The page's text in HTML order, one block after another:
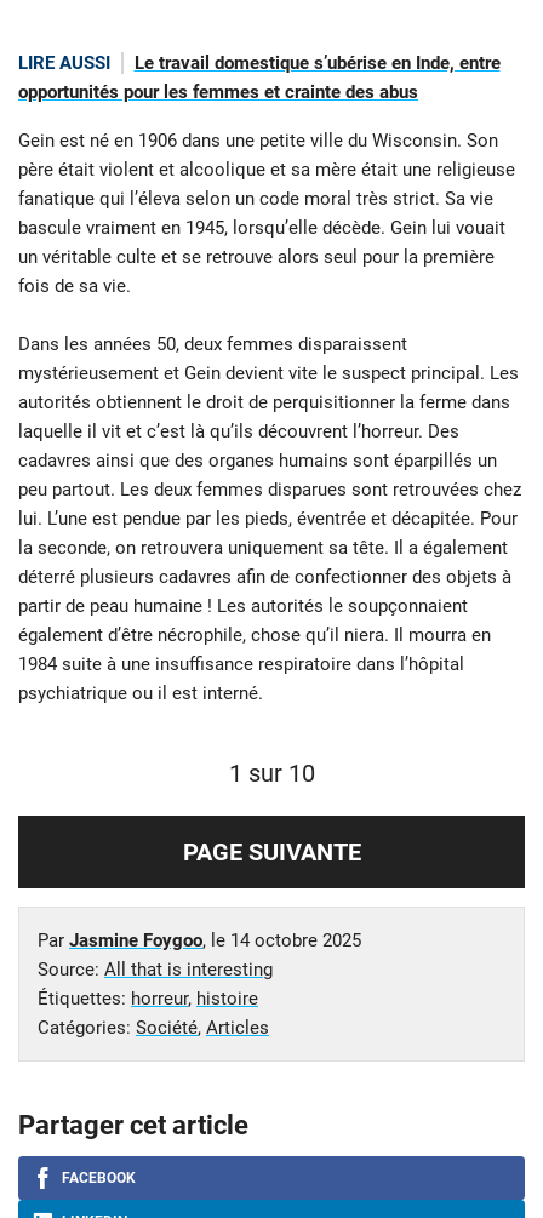
LIRE AUSSI
Le travail domestique s’ubérise en Inde, entre
opportunités pour les femmes et crainte des abus
Gein est né en 1906 dans une petite ville du Wisconsin. Son
père était violent et alcoolique et sa mère était une religieuse
fanatique qui l’éleva selon un code moral très strict. Sa vie
bascule vraiment en 1945, lorsqu’elle décède. Gein lui vouait
un véritable culte et se retrouve alors seul pour la première
fois de sa vie.
Dans les années 50, deux femmes disparaissent
mystérieusement et Gein devient vite le suspect principal. Les
autorités obtiennent le droit de perquisitionner la ferme dans
laquelle il vit et c’est là qu’ils découvrent l’horreur. Des
cadavres ainsi que des organes humains sont éparpillés un
peu partout. Les deux femmes disparues sont retrouvées chez
lui. L’une est pendue par les pieds, éventrée et décapitée. Pour
la seconde, on retrouvera uniquement sa tête. Il a également
déterré plusieurs cadavres afin de confectionner des objets à
partir de peau humaine ! Les autorités le soupçonnaient
également d’être nécrophile, chose qu’il niera. Il mourra en
1984 suite à une insuffisance respiratoire dans l’hôpital
psychiatrique ou il est interné.
1 sur 10
PAGE SUIVANTE
Par Jasmine Foygoo, le 14 octobre 2025
Source: All that is interesting
Étiquettes: horreur, histoire
Catégories: Société, Articles
Partager cet article
FACEBOOK